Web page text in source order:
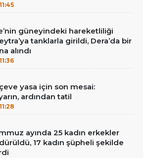
11:45
güneyindeki hareketliliği
tanklarla girildi, Dera’da bir
alındı
11:36
yasa için son mesai:
ardından tatil
11:28
ayında 25 kadın erkekler
17 kadın şüpheli şekilde